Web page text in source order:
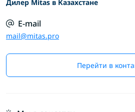
Дилер Mitas в Казахстане
E-mail
mail@mitas.pro
Перейти в